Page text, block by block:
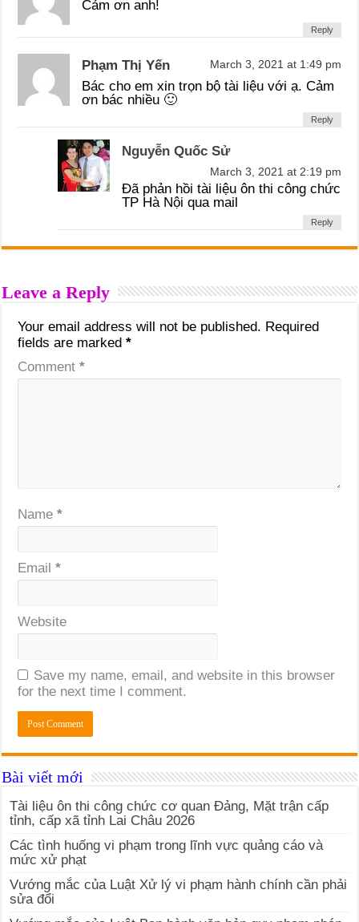
Cảm ơn anh!
Reply
Phạm Thị Yến March 3, 2021 at 1:49 pm
Bác cho em xin trọn bộ tài liệu với ạ. Cảm
ơn bác nhiều 🙂
Reply
Nguyễn Quốc Sử
March 3, 2021 at 2:19 pm
Đã phản hồi tài liệu ôn thi công chức
TP Hà Nội qua mail
Reply
Leave a Reply
Your email address will not be published. Required
fields are marked*
Comment*
Name*
Email*
Website
Save my name, email, and website in this browser
for the next time I comment.
Bài viết mới
Tài liệu ôn thi công chức cơ quan Đảng, Mặt trận cấp
tỉnh, cấp xã tỉnh Lai Châu 2026
Các tình huống vi phạm trong lĩnh vực quảng cáo và
mức xử phạt
Vướng mắc của Luật Xử lý vi phạm hành chính cần phải
sửa đổi